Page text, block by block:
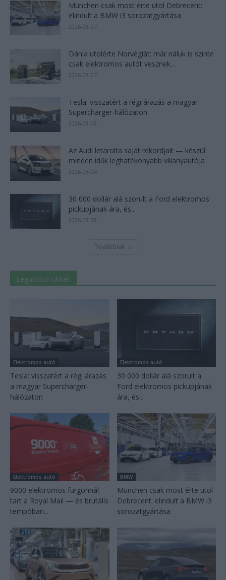
München csak most érte utol Debrecent:
elindult a BMW i3 sorozatgyártása
2026-08-07
Dánia utolérte Norvégiát: már náluk is szinte
csak elektromos autót vesznek...
2026-08-07
Tesla: visszatért a régi árazás a magyar
Supercharger-hálózaton
2026-08-08
Az Audi letarolta saját rekordjait — készül
minden idők leghatékonyabb villanyautója
2026-08-04
30 000 dollár alá szorult a Ford elektromos
pickupjának ára, és...
2026-08-08
Továbbiak
Legutolsó cikkek
Elektromos autó
Tesla: visszatért a régi árazás
a magyar Supercharger-
hálózaton
Elektromos autó
30 000 dollár alá szorult a
Ford elektromos pickupjának
ára, és...
Elektromos autó
9000 elektromos furgonnál
tart a Royal Mail — és brutális
tempóban...
BMW
München csak most érte utol
Debrecent: elindult a BMW i3
sorozatgyártása